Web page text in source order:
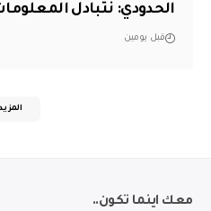
الحدودي: نتبادل
قبل يومين
معك اينما تكون..